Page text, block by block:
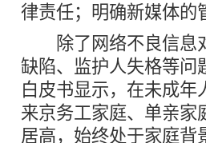
律责任；明确新媒体的
除了网络不良信息
缺陷、监护人失格等问
白皮书显示，在未成
来京务工家庭、单亲家
居高，始终处于家庭背